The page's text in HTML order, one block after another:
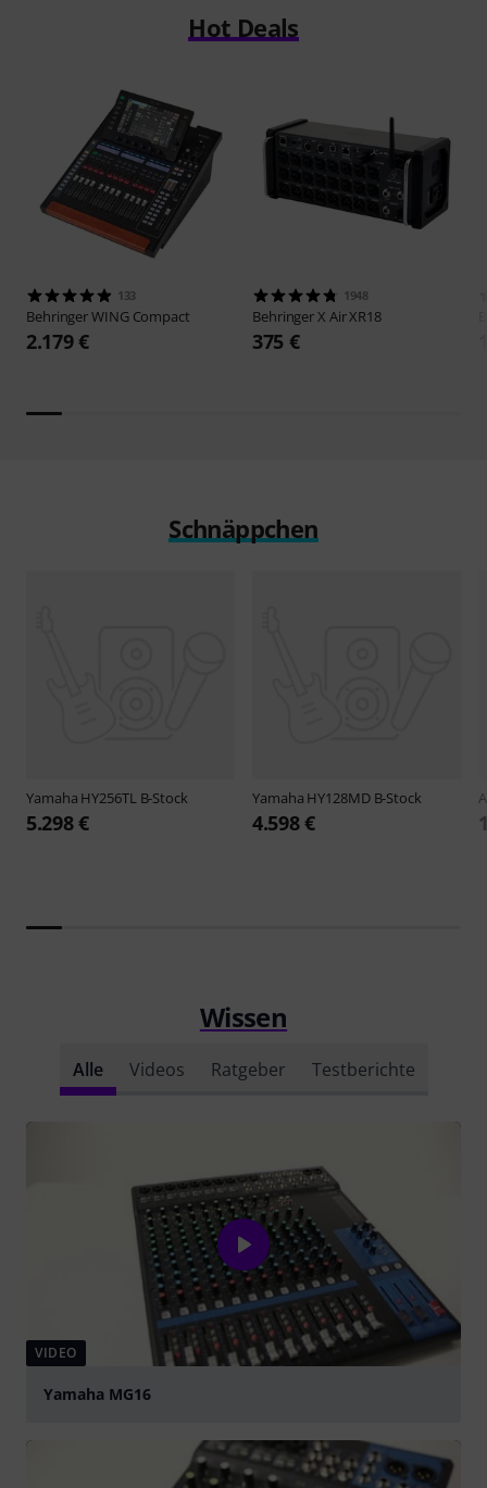
Hot Deals
133
BehringerWING Compact
2.179 €
1948
BehringerX Air XR18
375 €
Schnäppchen
Yamaha HY256TL B-Stock
5.298 €
Yamaha HY128MD B-Stock
4.598 €
Wissen
Alle Videos Ratgeber Testberichte
VIDEO
Yamaha MG16